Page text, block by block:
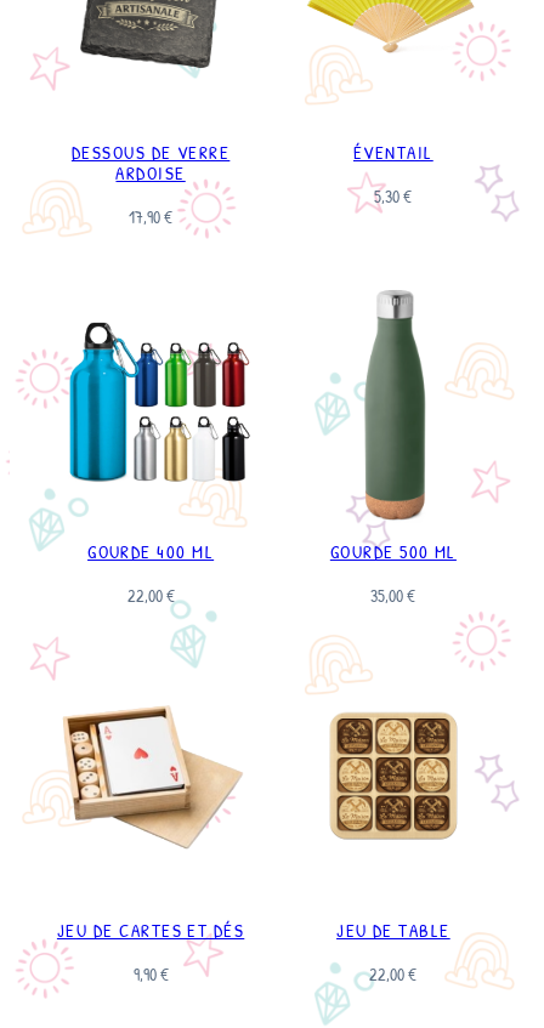
DESSOUS DE VERRE
ARDOISE
17,90€
ÉVENTAIL
5,30€
GOURDE 400 ML
22,00€
GOURDE 500 ML
35,00€
JEU DE CARTES ET DÉS
9,90€
JEU DE TABLE
22,00€